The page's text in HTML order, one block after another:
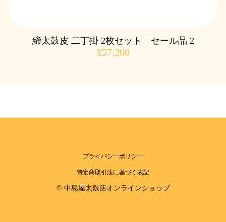
締太鼓皮 二丁掛 2枚セット セール品 2
¥57,200
プライバシーポリシー
特定商取引法に基づく表記
© 中島屋太鼓店オンラインショップ